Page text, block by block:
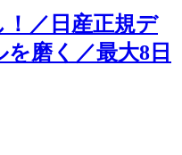
／日産正規デ
磨く／最大8日